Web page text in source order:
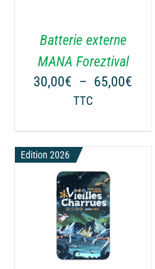
Batterie externe
MANA Foreztival
30,00€ – 65,00€
TTC
LES
OPTIONS
PEUVENT
ÊTRE
CHOISIES
LA
PAGE
DU
PRODUIT
Edition 2026
CHOIX DES OPTIONS
CE
PRODUIT
A
/ DÉTAILS